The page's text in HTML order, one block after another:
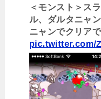
＜モンスト＞ス
ル、ダルタニャ
ニャンでクリアで
pic.twitter.com/